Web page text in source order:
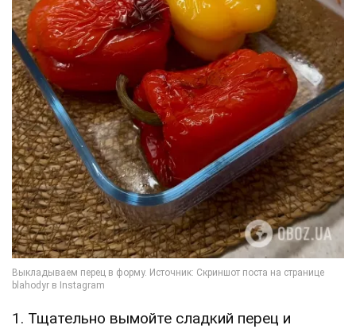
1. Тщательно вымойте сладкий перец и